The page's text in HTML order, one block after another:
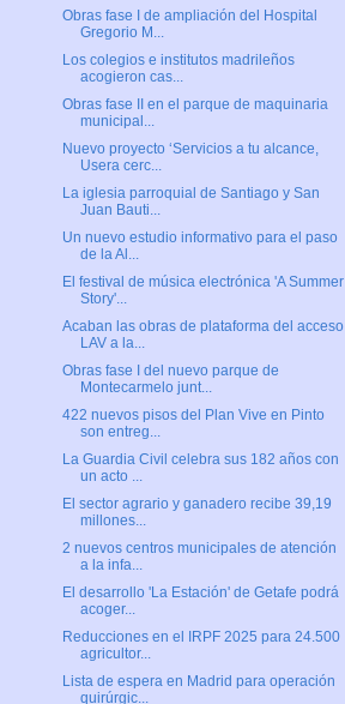
Obras fase I de ampliación del Hospital
Gregorio M...
Los colegios e institutos madrileños
acogieron cas...
Obras fase II en el parque de maquinaria
municipal...
Nuevo proyecto ‘Servicios a tu alcance,
Usera cerc...
La iglesia parroquial de Santiago y San
Juan Bauti...
Un nuevo estudio informativo para el paso
de la Al...
El festival de música electrónica 'A Summer
Story'...
Acaban las obras de plataforma del acceso
LAV a la...
Obras fase I del nuevo parque de
Montecarmelo junt...
422 nuevos pisos del Plan Vive en Pinto
son entreg...
La Guardia Civil celebra sus 182 años con
un acto ...
El sector agrario y ganadero recibe 39,19
millones...
2 nuevos centros municipales de atención
a la infa...
El desarrollo 'La Estación' de Getafe podrá
acoger...
Reducciones en el IRPF 2025 para 24.500
agricultor...
Lista de espera en Madrid para operación
quirúrgic...